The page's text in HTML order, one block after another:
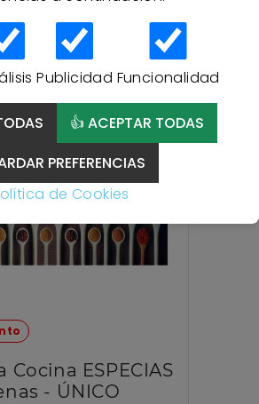
Publicidad Funcionalidad
👍 ACEPTAR TODAS
PREFERENCIAS
de Cookies
Cocina ESPECIAS
- ÚNICO